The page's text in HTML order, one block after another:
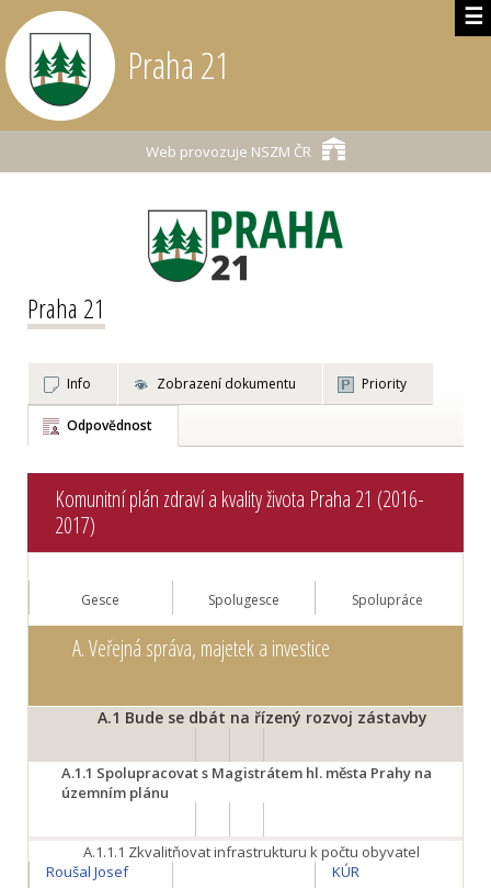
☰
Praha 21
Web provozuje NSZM ČR
Praha 21
Info Zobrazení dokumentu Priority
Odpovědnost
Komunitní plán zdraví a kvality života Praha 21 (2016-
2017)
Gesce Spolugesce Spolupráce
A.Veřejná správa, majetek a investice
A.1 Bude se dbát na řízený rozvoj zástavby
A.1.1 Spolupracovat s Magistrátem hl. města Prahy na
územním plánu
A.1.1.1 Zkvalitňovat infrastrukturu k počtu obyvatel
Roušal Josef
KÚR